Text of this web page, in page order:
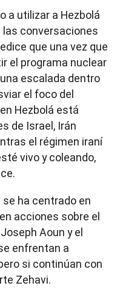
a utilizar a Hezbolá
conversaciones
que una vez que
el programa nuclear
escalada dentro
el foco del
Hezbolá está
de Israel, Irán
el régimen iraní
vivo y coleando,
se ha centrado en
acciones sobre el
Aoun y el
enfrentan a
si continúan con
Zehavi.